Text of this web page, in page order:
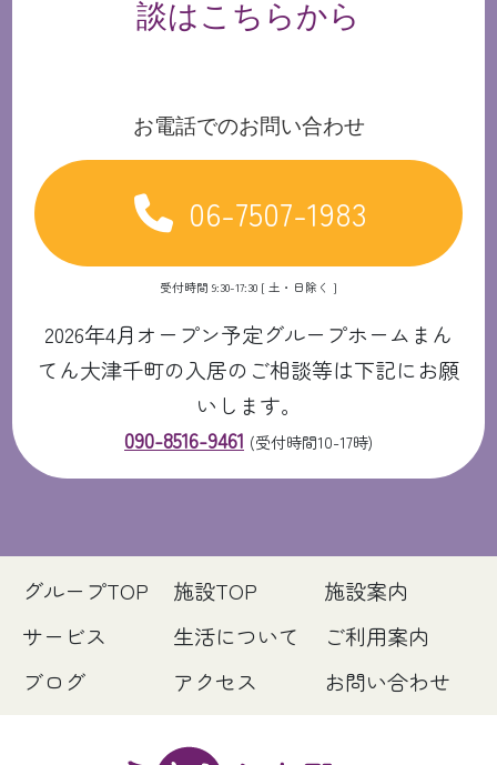
談はこちらから
お電話でのお問い合わせ
06-7507-1983
受付時間 9:30-17:30 [ 土・日除く ]
2026年4月オープン予定グループホームまん
てん大津千町の入居のご相談等は下記にお願
いします。
090-8516-9461 (受付時間10-17時)
グループTOP 施設TOP
施設案内
サービス
生活について
ご利用案内
ブログ
アクセス お問い合わせ